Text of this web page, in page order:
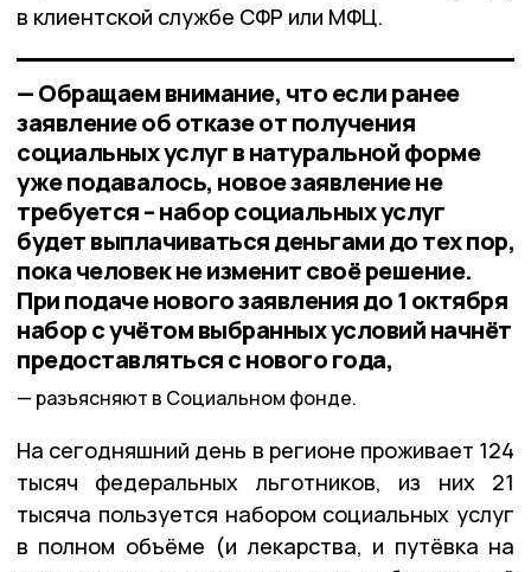
в клиентской службе СФР или МФЦ.
— Обращаем внимание, что если ранее
заявление об отказе от получения
социальных услуг в натуральной форме
уже подавалось, новое заявление не
требуется – набор социальных услуг
будет выплачиваться деньгами до тех пор,
пока человек не изменит своё решение.
При подаче нового заявления до 1 октября
набор с учётом выбранных условий начнёт
предоставляться с нового года,
разъясняют в Социальном фонде.
На сегодняшний день в регионе проживает 124
тысяч федеральных льготников, из них 21
тысяча пользуется набором социальных услуг
в полном объëме (и лекарства, и путëвка на